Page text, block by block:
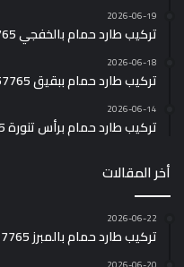
2026-06-19
تركيب طارد حمام بالخفجي 0597957765 اتصل الآن بخصم 30%
2026-06-18
تركيب طارد حمام ببقيق 0597957765 اتصل الآن بخصم 30%
2026-06-14
تركيب طارد حمام برأس تنورة 0597957765 اتصل الآن بخصم 30%
أخر المقالات
2026-06-22
تركيب طارد حمام بالمبرز 0597957765 اتصل الآن بخصم 30%